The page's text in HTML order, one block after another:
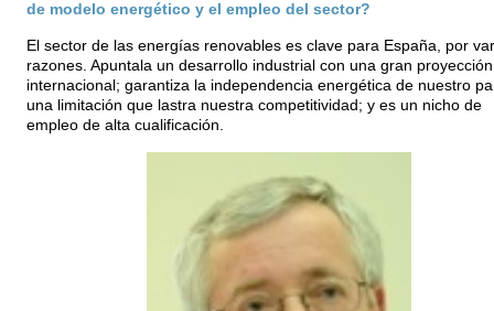
de modelo energético y el empleo del sector?
El sector de las energías renovables es clave para España, por
razones. Apuntala un desarrollo industrial con una gran proyección
internacional; garantiza la independencia energética de nuestro
una limitación que lastra nuestra competitividad; y es un nicho de
empleo de alta cualificación.